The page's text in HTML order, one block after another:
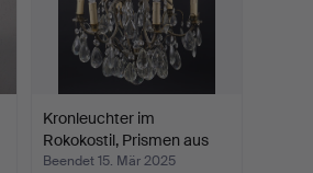
Kronleuchter im
Rokokostil, Prismen aus
Me…
Beendet 15. Mär 2025